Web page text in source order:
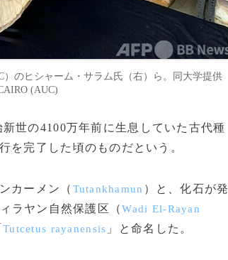
のヒシャーム・サラム氏（右）ら。同大学提供
(AUC)
新世の4100万年前に生息していた古代種
を完了した頃のものだという。
カーメン（ Tutankhamun ）と、化石が発
ラヤン自然保護区（Wadi El-Rayan
Tutcetus rayanensis 」と命名した。